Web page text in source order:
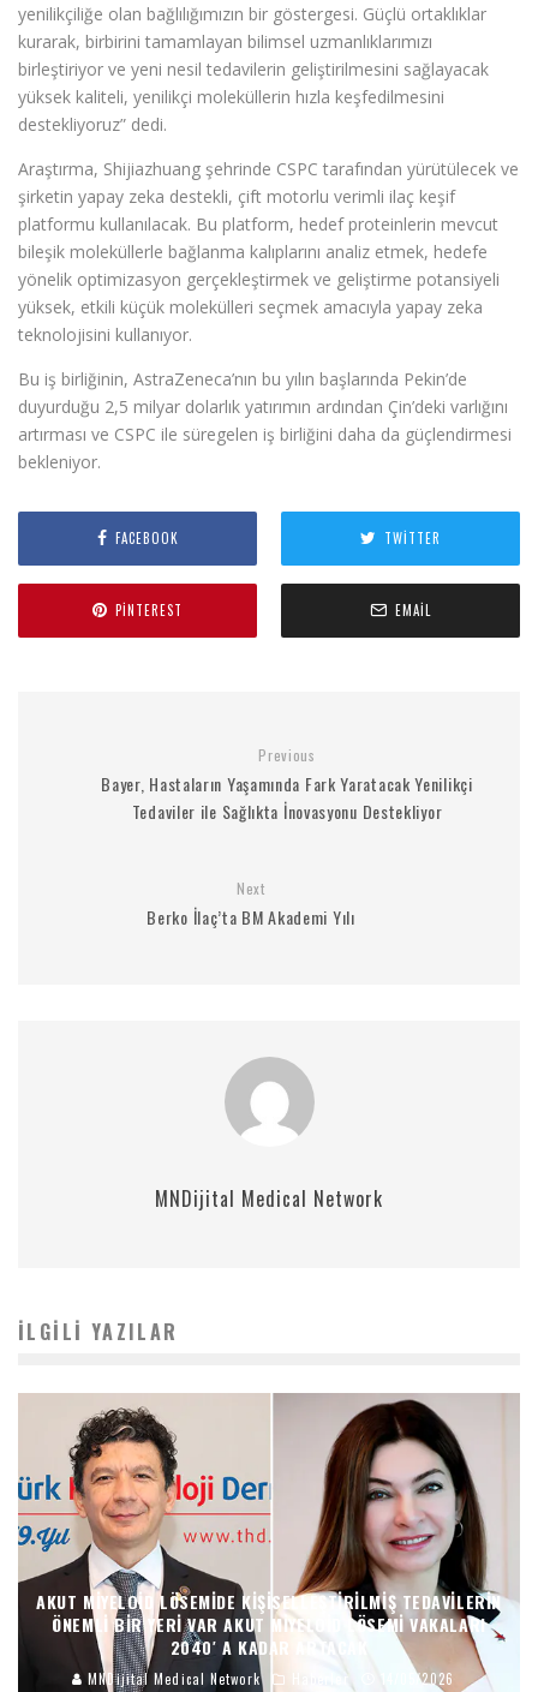
yenilikçiliğe olan bağlılığımızın bir göstergesi. Güçlü ortaklıklar
kurarak, birbirini tamamlayan bilimsel uzmanlıklarımızı
birleştiriyor ve yeni nesil tedavilerin geliştirilmesini sağlayacak
yüksek kaliteli, yenilikçi moleküllerin hızla keşfedilmesini
destekliyoruz” dedi.
Araştırma, Shijiazhuang şehrinde CSPC tarafından yürütülecek ve
şirketin yapay zeka destekli, çift motorlu verimli ilaç keşif
platformu kullanılacak. Bu platform, hedef proteinlerin mevcut
bileşik moleküllerle bağlanma kalıplarını analiz etmek, hedefe
yönelik optimizasyon gerçekleştirmek ve geliştirme potansiyeli
yüksek, etkili küçük molekülleri seçmek amacıyla yapay zeka
teknolojisini kullanıyor.
Bu iş birliğinin, AstraZeneca’nın bu yılın başlarında Pekin’de
duyurduğu 2,5 milyar dolarlık yatırımın ardından Çin’deki varlığını
artırması ve CSPC ile süregelen iş birliğini daha da güçlendirmesi
bekleniyor.
FACEBOOK TWITTER
PINTEREST EMAIL
Previous
Bayer, Hastaların Yaşamında Fark Yaratacak Yenilikçi
Tedaviler ile Sağlıkta İnovasyonu Destekliyor
Next
Berko İlaç’ta BM Akademi Yılı
MNDijital Medical Network
İLGILI YAZILAR
AKUT MIYELOID LÖSEMIDE KIŞISELLEŞTIRILMIŞ TEDAVILERIN
ÖNEMLI BIR YERI VAR AKUT MIYELOID LÖSEMI VAKALARI
2040′ A KADAR ARTACAK
MNDijital Medical Network Haberler 14/05/2026